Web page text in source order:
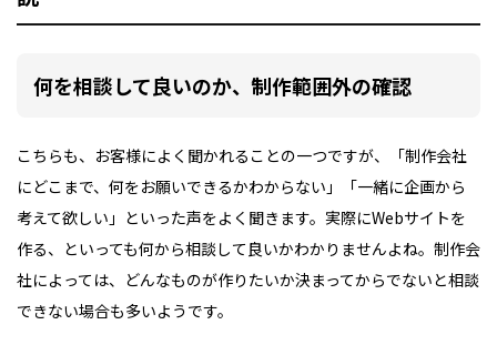
何を相談して良いのか、制作範囲外の確認
こちらも、お客様によく聞かれることの一つですが、「制作会社
にどこまで、何をお願いできるかわからない」「一緒に企画から
考えて欲しい」といった声をよく聞きます。実際にWebサイトを
作る、といっても何から相談して良いかわかりませんよね。制作会
社によっては、どんなものが作りたいか決まってからでないと相談
できない場合も多いようです。